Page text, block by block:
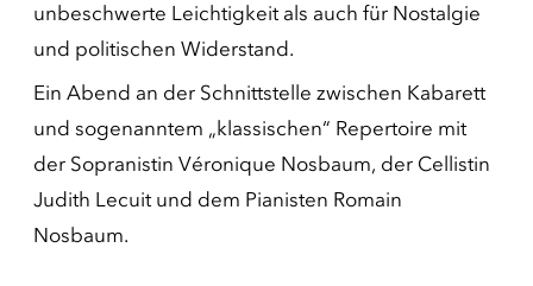
unbeschwerte Leichtigkeit als auch für Nostalgie
und politischen Widerstand.
Ein Abend an der Schnittstelle zwischen Kabarett
und sogenanntem „klassischen“ Repertoire mit
der Sopranistin Véronique Nosbaum, der Cellistin
Judith Lecuit und dem Pianisten Romain
Nosbaum.